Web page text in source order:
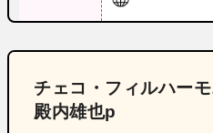
チェコ・フィルハー
殿内雄也p